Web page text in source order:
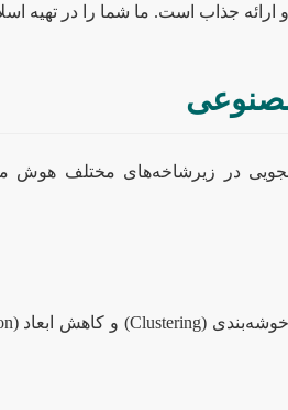
جذاب است. ما شما را در تهیه
در زیرشاخه‌های مختلف